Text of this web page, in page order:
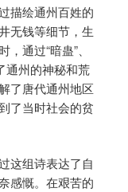
描绘通州百姓的
无钱等细节，生
通过“暗蛊”、
通州的神秘和荒
了唐代通州地区
了当时社会的贫
这组诗表达了自
感慨。在艰苦的